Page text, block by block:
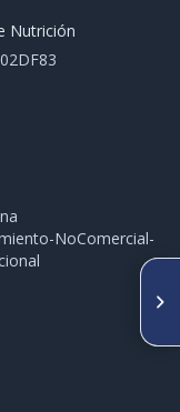
Nutrición
NoComercial-